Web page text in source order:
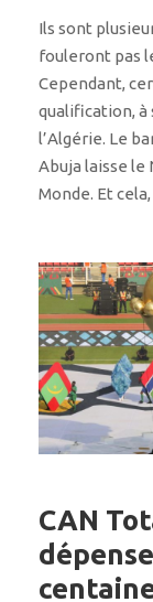
Ils sont
fouleront pas
Cependant,
qualification,
l’Algérie. Le
Abuja laisse le
Monde. Et cela,
CAN